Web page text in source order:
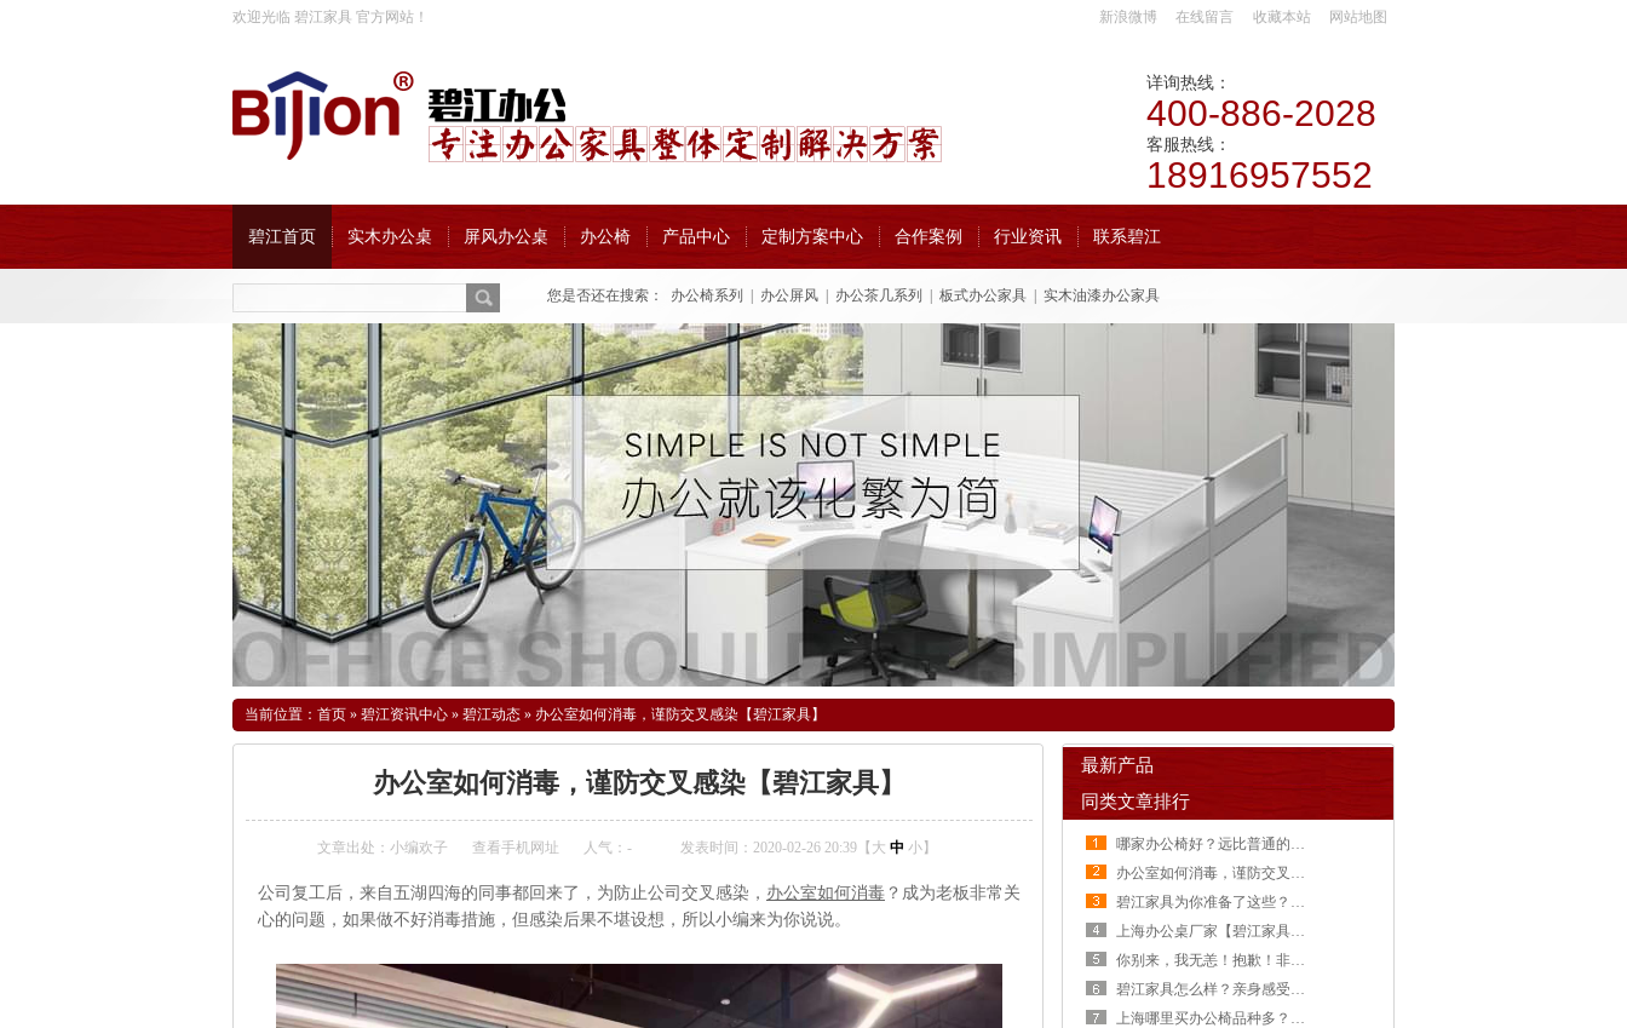
欢迎光临 碧江家具 官方网站！ 新浪微博 在线留言 收藏本站 网站地图
详询热线：
400-886-2028
客服热线：
18916957552
碧江首页 实木办公桌 屏风办公桌 办公椅 产品中心 定制方案中心 合作案例 行业资讯 联系碧江
您是否还在搜索： 办公椅系列 办公屏风 办公茶几系列 板式办公家具 实木油漆办公家具
当前位置： 首页 » 碧江资讯中心 » 碧江动态 » 办公室如何消毒，谨防交叉感染【碧江家具】
办公室如何消毒，谨防交叉感染【碧江家具】
文章出处：小编欢子 查看手机网址 人气： - 发表时间：2020-02-26 20:39【 大 中 小】
公司复工后，来自五湖四海的同事都回来了，为防止公司交叉感染， 办公室如何消毒 ？成为老板非常关
心的问题，如果做不好消毒措施，但感染后果不堪设想，所以小编来为你说说。
最新产品
同类文章排行
哪家办公椅好？远比普通的的寿命长，碧江家具
办公室如何消毒，谨防交叉感染【碧江家具】
碧江家具为你准备了这些？你觉得怎么样？【碧江家具】
上海办公桌厂家【碧江家具】复工是这样做的！
你别来，我无恙！抱歉！非常时期！【碧江家具】
碧江家具怎么样？亲身感受【碧江家具】
上海哪里买办公椅品种多？首选碧江家具！【碧江家具】